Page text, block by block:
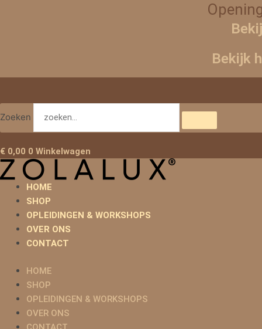
Bekijk
Zoeken
€ 0,00 0 Winkelwagen
HOME
SHOP
OPLEIDINGEN & WORKSHOPS
OVER ONS
CONTACT
HOME
SHOP
OPLEIDINGEN & WORKSHOPS
OVER ONS